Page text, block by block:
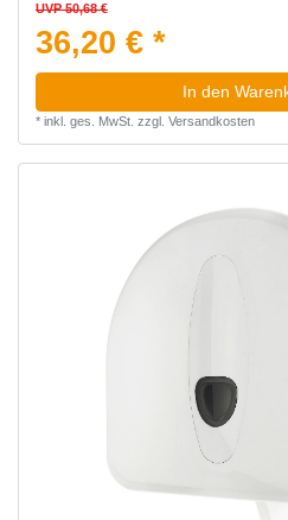
UVP 50,68 €
36,20 € *
In den
* inkl. ges. MwSt. zzgl. Versandkosten